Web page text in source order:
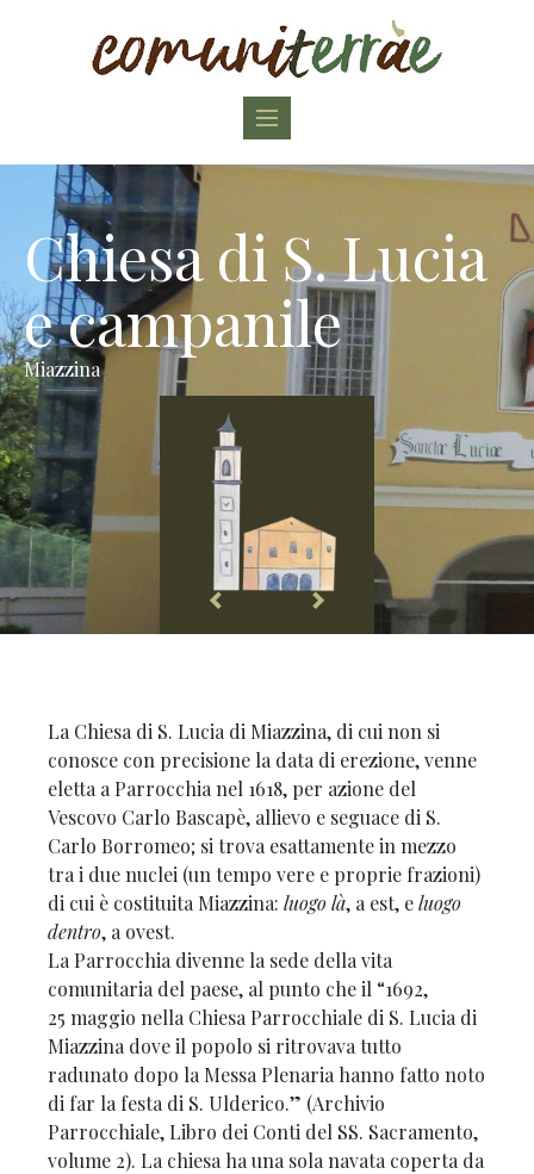
Toggle
Chiesa di S. Lucia
e campanile
Miazzina
La Chiesa di S. Lucia di Miazzina, di cui non si
conosce con precisione la data di erezione, venne
eletta a Parrocchia nel 1618, per azione del
Vescovo Carlo Bascapè, allievo e seguace di S.
Carlo Borromeo; si trova esattamente in mezzo
tra i due nuclei (un tempo vere e proprie frazioni)
di cui è costituita Miazzina: luogo là, a est, eluogo
dentro, a ovest.
La Parrocchia divenne la sede della vita
comunitaria del paese, al punto che il “1692,
25 maggio nella Chiesa Parrocchiale di S. Lucia di
Miazzina dove il popolo si ritrovava tutto
radunato dopo la Messa Plenaria hanno fatto noto
di far la festa di S. Ulderico.” (Archivio
Parrocchiale, Libro dei Conti del SS. Sacramento,
volume 2). La chiesa ha una sola navata coperta da